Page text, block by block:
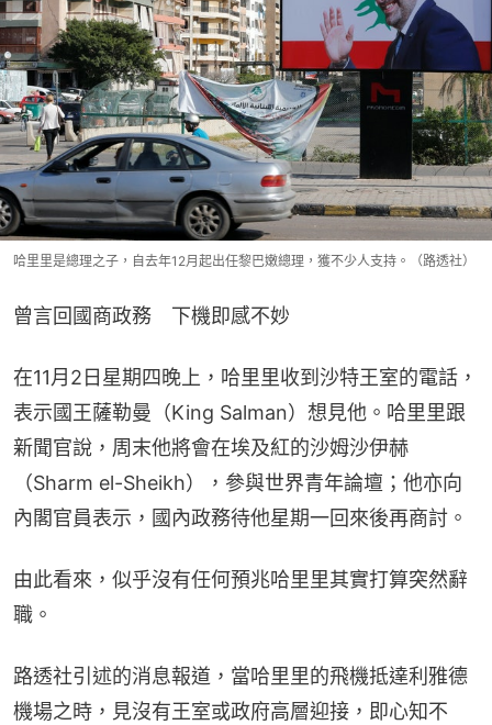
哈里里是總理之子，自去年12月起出任黎巴嫩總理，獲不少人支持。（路透社）
曾言回國商政務　下機即感不妙
在11月2日星期四晚上，哈里里收到沙特王室的電話，
表示國王薩勒曼（King Salman）想見他。哈里里跟
新聞官說，周末他將會在埃及紅的沙姆沙伊赫
（Sharm el-Sheikh），參與世界青年論壇；他亦向
內閣官員表示，國內政務待他星期一回來後再商討。
由此看來，似乎沒有任何預兆哈里里其實打算突然辭
職。
路透社引述的消息報道，當哈里里的飛機抵達利雅德
機場之時，見沒有王室或政府高層迎接，即心知不